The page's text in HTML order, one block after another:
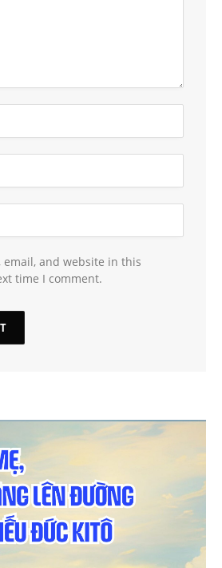
email, and website in this
time I comment.